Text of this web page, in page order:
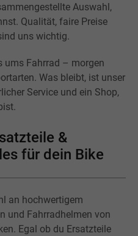
Auswahl,
Qualität, faire Preise
uns wichtig.
ums Fahrrad – morgen
Was bleibt, ist unser
Service und ein Shop,
&
für dein Bike
an hochwertigem
und Fahrradhelmen von
Egal ob du Ersatzteile